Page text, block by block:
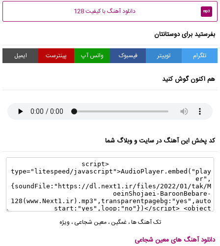
mp3 دانلود آهنگ با کیفیت 128
بفرستید برای دوستانتان
تلگرام توییتر فیسبوک واتس آپ پینترست ایمیل
هم اکنون گوش کنید
کد پخش این آهنگ در سایت و وبلاگ شما
تک آهنگ ها،غمگین ،معین شجاعی ، ویژه
دانلود آهنگ های معین شجاعی